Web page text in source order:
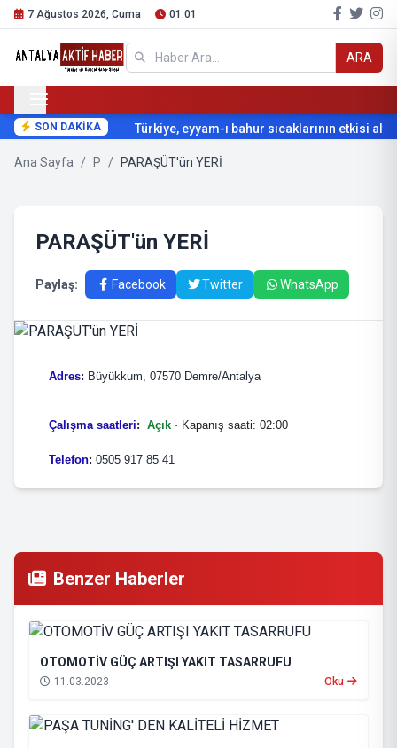
7 Ağustos 2026, Cuma 01:01
ARA
SON DAKİKA Türkiye, eyyam-ı bahur sıcaklarının etkisi
Ana Sayfa / P / PARAŞÜT'ün YERİ
PARAŞÜT'ün YERİ
Paylaş: Facebook Twitter WhatsApp
Adres: Büyükkum, 07570 Demre/Antalya
Çalışma saatleri: Açık ⋅ Kapanış saati: 02:00
Telefon: 0505 917 85 41
Benzer Haberler
OTOMOTİV GÜÇ ARTIŞI YAKIT TASARRUFU
11.03.2023 Oku